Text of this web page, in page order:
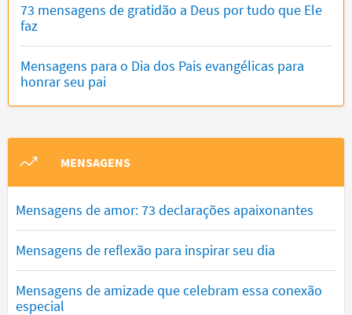
73 mensagens de gratidão a Deus por tudo que Ele
faz
Mensagens para o Dia dos Pais evangélicas para
honrar seu pai
MENSAGENS
Mensagens de amor: 73 declarações apaixonantes
Mensagens de reflexão para inspirar seu dia
Mensagens de amizade que celebram essa conexão
especial